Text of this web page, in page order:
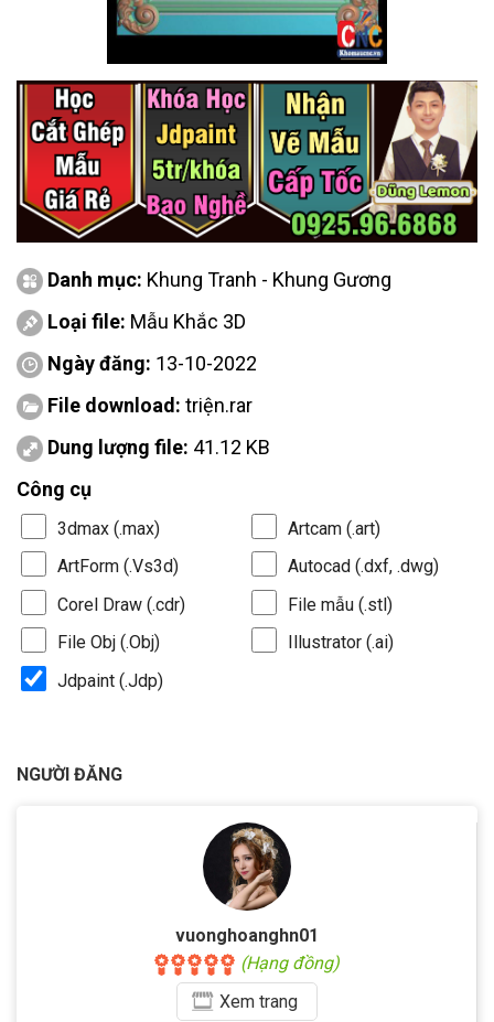
Danh mục: Khung Tranh - Khung Gương
Loại file: Mẫu Khắc 3D
Ngày đăng: 13-10-2022
File download: triện.rar
Dung lượng file: 41.12 KB
Công cụ
3dmax (.max)
Artcam (.art)
ArtForm (.Vs3d)
Autocad (.dxf, .dwg)
Corel Draw (.cdr)
File mẫu (.stl)
File Obj (.Obj)
Illustrator (.ai)
Jdpaint (.Jdp)
NGƯỜI ĐĂNG
vuonghoanghn01
(Hạng đồng)
Xemtrang